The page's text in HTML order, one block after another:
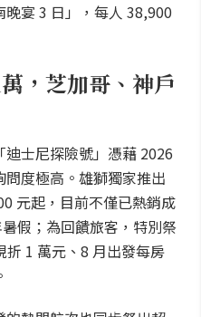
宴 3 日」，每人 38,900
，芝加哥、神戶
士尼探險號」憑藉 2026
度極高。雄獅獨家推出
元起，目前不僅已熱銷成
假；為回饋旅客，特別祭
折 1 萬元、8 月出發每房